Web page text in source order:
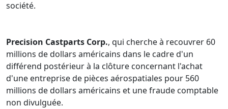
société.
Precision Castparts Corp., qui cherche à recouvrer 60
millions de dollars américains dans le cadre d'un
différend postérieur à la clôture concernant l'achat
d'une entreprise de pièces aérospatiales pour 560
millions de dollars américains et une fraude comptable
non divulguée.